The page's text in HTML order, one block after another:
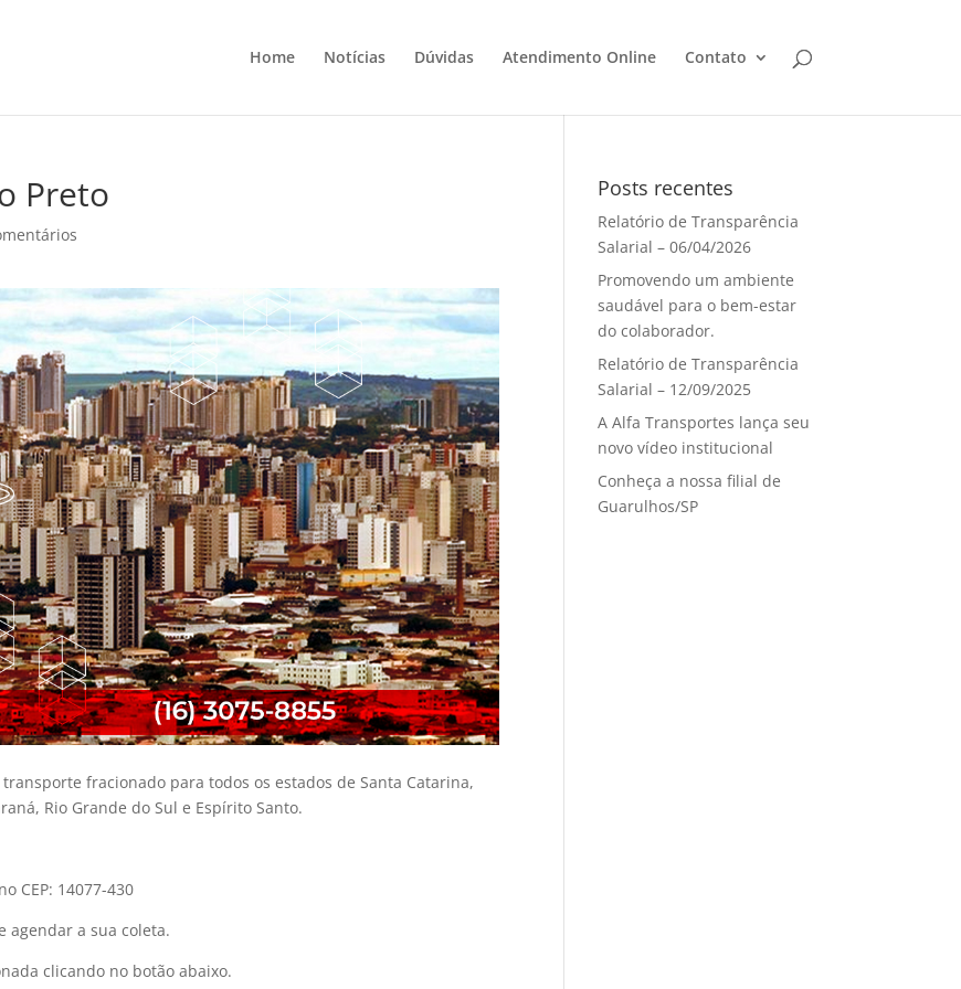
Home Notícias Dúvidas Atendimento Online Contato
Preto
fracionado para todos os estados de Santa Catarina,
Rio Grande do Sul e Espírito Santo.
CEP: 14077-430
agendar a sua coleta.
clicando no botão abaixo.
Posts recentes
Relatório de Transparência
Salarial – 06/04/2026
Promovendo um ambiente
saudável para o bem-estar
do colaborador.
Relatório de Transparência
Salarial – 12/09/2025
A Alfa Transportes lança seu
novo vídeo institucional
Conheça a nossa filial de
Guarulhos/SP